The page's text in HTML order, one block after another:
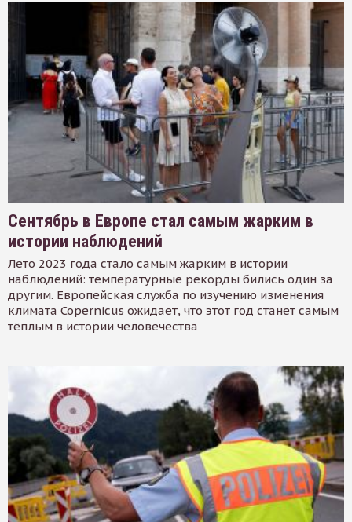
Сентябрь в Европе стал самым жарким в
истории наблюдений
Лето 2023 года стало самым жарким в истории
наблюдений: температурные рекорды бились один за
другим. Европейская служба по изучению изменения
климата Copernicus ожидает, что этот год станет самым
тёплым в истории человечества